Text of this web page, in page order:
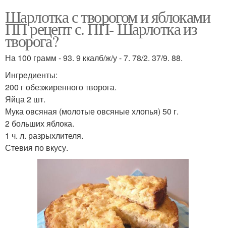
Шарлотка с творогом и яблоками
ПП рецепт с. ПП- Шарлотка из
творога?
На 100 грамм - 93. 9 ккалб/ж/у - 7. 78/2. 37/9. 88.
Ингредиенты:
200 г обезжиренного творога.
Яйца 2 шт.
Мука овсяная (молотые овсяные хлопья) 50 г.
2 больших яблока.
1 ч. л. разрыхлителя.
Стевия по вкусу.